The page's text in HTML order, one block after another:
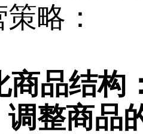
略：
商品结构
调整商品